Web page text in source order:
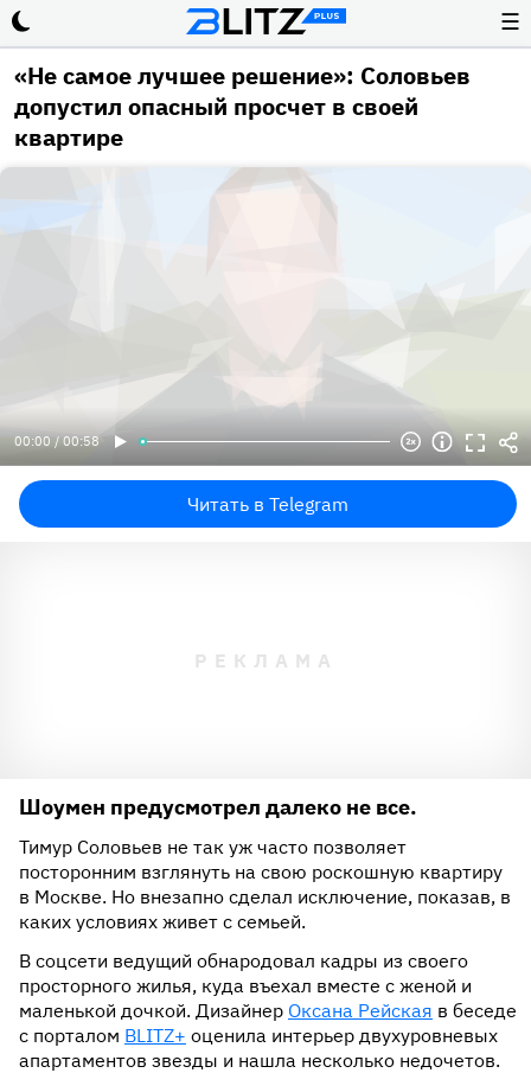
☰
«Не самое лучшее решение»: Соловьев
допустил опасный просчет в своей
квартире
00:00 / 00:58
Читать в Telegram
Шоумен предусмотрел далеко не все.
Тимур Соловьев не так уж часто позволяет
посторонним взглянуть на свою роскошную квартиру
в Москве. Но внезапно сделал исключение, показав, в
каких условиях живет с семьей.
В соцсети ведущий обнародовал кадры из своего
просторного жилья, куда въехал вместе с женой и
маленькой дочкой. Дизайнер Оксана Рейская в беседе
с порталом BLITZ+ оценила интерьер двухуровневых
апартаментов звезды и нашла несколько недочетов.